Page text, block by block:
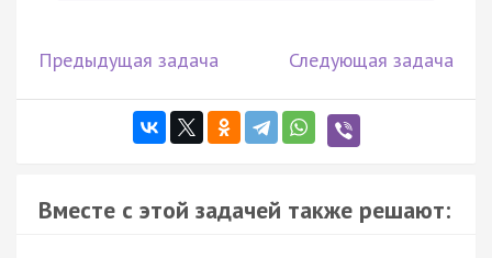
Предыдущая задача Следующая задача
Вместе с этой задачей также решают: